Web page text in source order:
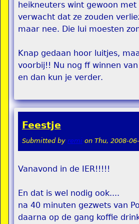
heikneuters wint gewoon
verwacht dat ze zouden
maar nee. Die lui moesten
Knap gedaan hoor luitjes,
voorbij!! Nu nog ff winnen
en dan kun je verder.
Feestje
Submitted by remi on Thu, 2008-
Vanavond in de IER!!!!!
En dat is wel nodig ook....
na 40 minuten gezwets van
daarna op de gang koffie